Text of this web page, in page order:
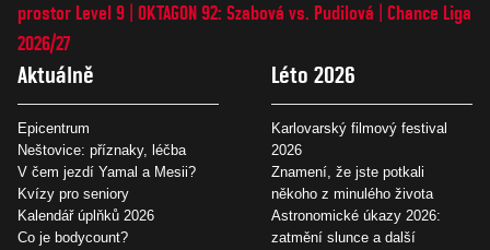
prostor Level 9 OKTAGON 92: Szabová vs. Pudilová
Chance Liga
2026/27
Aktuálně
Epicentrum
Neštovice: příznaky, léčba
V čem jezdí Yamal a Mesii?
Kvízy pro seniory
Kalendář úplňků 2026
Co je bodycount?
Léto 2026
Karlovarský filmový festival
2026
Znamení, že jste potkali
někoho z minulého života
Astronomické úkazy 2026:
zatmění slunce a další